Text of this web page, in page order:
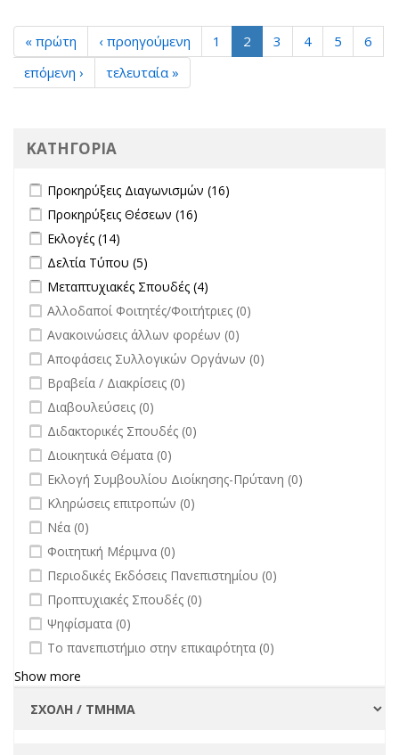
« πρώτη ‹ προηγούμενη 1 2 3 4 5
6
επόμενη ›
τελευταία »
ΚΑΤΗΓΟΡΙΑ
Apply Προκηρύξεις Διαγωνισμών filter
Προκηρύξεις Διαγωνισμών (16)
Apply Προκηρύξεις Θέσεων filter
Προκηρύξεις Θέσεων (16)
Apply Εκλογές filter
Εκλογές (14)
Apply Δελτία Τύπου filter
Δελτία Τύπου (5)
Apply Μεταπτυχιακές Σπουδές filter
Μεταπτυχιακές Σπουδές (4)
undefined
Αλλοδαποί Φοιτητές/Φοιτήτριες (0)
undefined
Ανακοινώσεις άλλων φορέων (0)
undefined
Αποφάσεις Συλλογικών Οργάνων (0)
undefined
Βραβεία / Διακρίσεις (0)
undefined
Διαβουλεύσεις (0)
undefined
Διδακτορικές Σπουδές (0)
undefined
Διοικητικά Θέματα (0)
undefined
Εκλογή Συμβουλίου Διοίκησης-Πρύτανη (0)
undefined
Κληρώσεις επιτροπών (0)
undefined
Νέα (0)
undefined
Φοιτητική Μέριμνα (0)
undefined
Περιοδικές Εκδόσεις Πανεπιστημίου (0)
undefined
Προπτυχιακές Σπουδές (0)
undefined
Ψηφίσματα (0)
undefined
Το πανεπιστήμιο στην επικαιρότητα (0)
Show more